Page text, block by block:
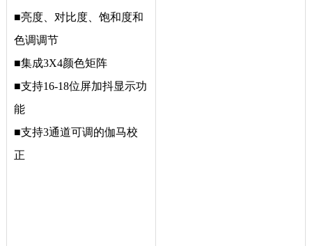
■亮度、对比度、饱和度和
色调调节
■集成3X4颜色矩阵
■支持16-18位屏加抖显示功
能
■支持3通道可调的伽马校
正